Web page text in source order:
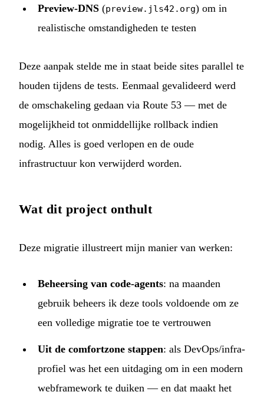
Preview-DNS (preview.jls42.org) om in
realistische omstandigheden te testen
Deze aanpak stelde me in staat beide sites parallel te
houden tijdens de tests. Eenmaal gevalideerd werd
de omschakeling gedaan via Route 53 — met de
mogelijkheid tot onmiddellijke rollback indien
nodig. Alles is goed verlopen en de oude
infrastructuur kon verwijderd worden.
Wat dit project onthult
Deze migratie illustreert mijn manier van werken:
Beheersing van code-agents: na maanden
gebruik beheers ik deze tools voldoende om ze
een volledige migratie toe te vertrouwen
Uit de comfortzone stappen: als DevOps/infra-
profiel was het een uitdaging om in een modern
webframework te duiken — en dat maakt het